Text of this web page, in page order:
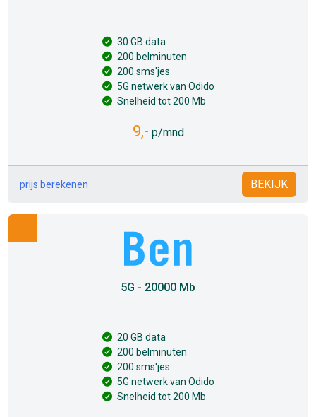
30 GB data
200 belminuten
200 sms'jes
5G netwerk van Odido
Snelheid tot 200 Mb
9,- p/mnd
prijs berekenen BEKIJK
5G - 20000 Mb
20 GB data
200 belminuten
200 sms'jes
5G netwerk van Odido
Snelheid tot 200 Mb